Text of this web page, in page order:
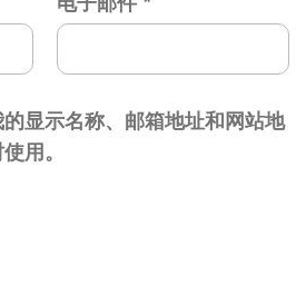
显示名称、邮箱地址和网站地
用。